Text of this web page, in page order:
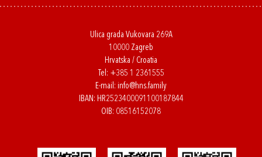
Ulica grada Vukovara 269A
10000 Zagreb
Hrvatska / Croatia
Tel: +385 1 2361555
E-mail: info@hns.family
IBAN: HR2523400091100187844
OIB: 08516152078